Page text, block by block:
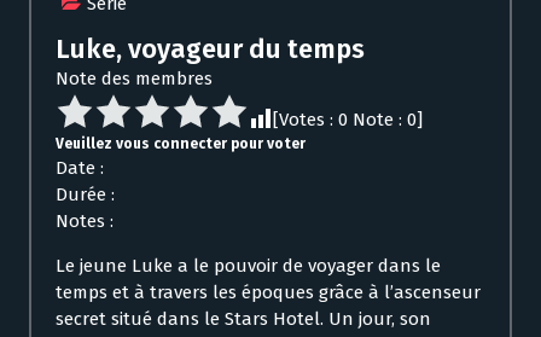
Luke, voyageur du temps
Note des membres
[Votes : 0 Note : 0]
Veuillez vous connecter pour voter
Date :
Durée :
Notes :
Le jeune Luke a le pouvoir de voyager dans le
temps et à travers les époques grâce à l’ascenseur
secret situé dans le Stars Hotel. Un jour, son